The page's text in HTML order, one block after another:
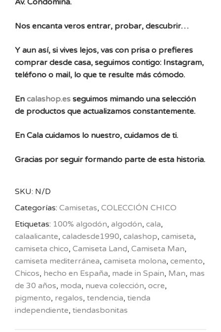
Av. Condomina.
Nos encanta veros entrar, probar, descubrir…
Y aun así, si vives lejos, vas con prisa o prefieres
comprar desde casa, seguimos contigo: Instagram,
teléfono o mail, lo que te resulte más cómodo.
En calashop.es seguimos mimando una selección
de productos que actualizamos constantemente.
En Cala cuidamos lo nuestro, cuidamos de ti.
Gracias por seguir formando parte de esta historia.
SKU: N/D
Categorías: Camisetas, COLECCIÓN CHICO
Etiquetas: 100% algodón, algodón, cala,
calaalicante, caladesde1990, calashop, camiseta,
camiseta chico, Camiseta Land, Camiseta Man,
camiseta mediterránea, camiseta molona, cemento,
Chicos, hecho en España, made in Spain, Man, mas
de 30 años, moda, nueva colección, ocre,
pigmento, regalos, tendencia, tienda
independiente, tiendasbonitas